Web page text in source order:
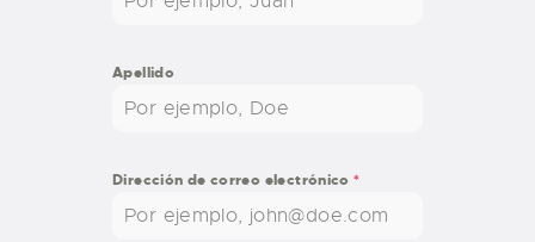
Apellido
Dirección de correo electrónico*